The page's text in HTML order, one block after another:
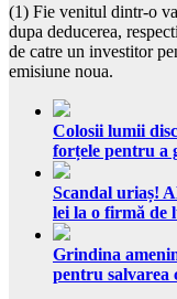
(1) Fie venitul dintr-o
dupa deducerea,
de catre un investitor
emisiune noua.
Colosii lumii
forțele pentru a
Scandal uriaș!
lei la o firmă de
Grindina
pentru